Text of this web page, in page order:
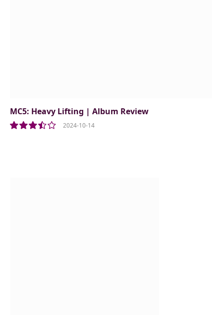
MC5: Heavy Lifting | Album Review
2024-10-14